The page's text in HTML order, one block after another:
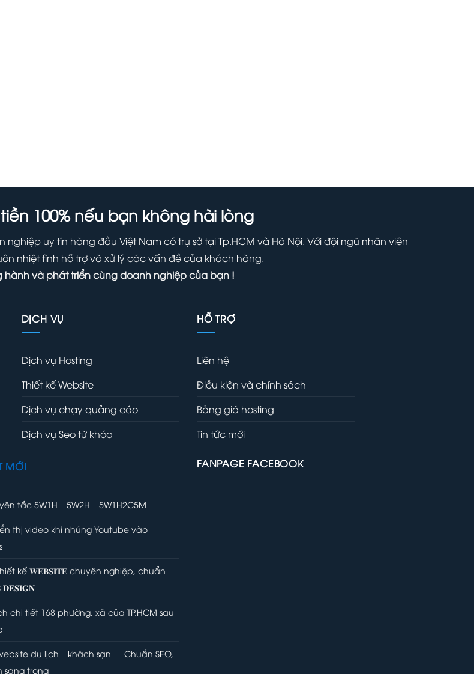
100% nếu bạn không hài lòng
nghiệp uy tín hàng đầu Việt Nam có trụ sở tại Tp.HCM và Hà Nội. Với đội ngũ nhân viên
nhiệt tình hỗ trợ và xử lý các vấn đề của khách hàng.
hành và phát triển cùng doanh nghiệp của bạn !
DỊCH VỤ
Dịch vụ Hosting
Thiết kế Website
Dịch vụ chạy quảng cáo
Dịch vụ Seo từ khóa
HỖ TRỢ
Liên hệ
Điều kiện và chính sách
Bảng giá hosting
Tin tức mới
MỚI
tắc 5W1H – 5W2H – 5W1H2C5M
thị video khi nhúng Youtube vào
kế 𝐖𝐄𝐁𝐒𝐈𝐓𝐄 chuyên nghiệp, chuẩn
𝐃𝐄𝐒𝐈𝐆𝐍
chi tiết 168 phường, xã của TP.HCM sau
du lịch – khách sạn — Chuẩn SEO,
sang trọng
FANPAGE FACEBOOK